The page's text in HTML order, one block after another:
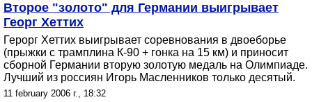
Второе "золото" для Германии выигрывает
Георг Хеттих
Герорг Хеттих выигрывает соревнования в двоеборье
(прыжки с трамплина К-90 + гонка на 15 км) и приносит
сборной Германии вторую золотую медаль на Олимпиаде.
Лучший из россиян Игорь Масленников только десятый.
11 february 2006 г., 18:32